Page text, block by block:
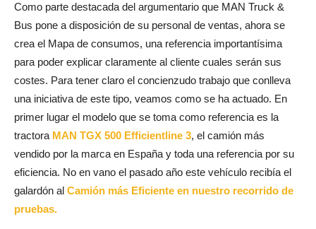
Como parte destacada del argumentario que MAN Truck &
Bus pone a disposición de su personal de ventas, ahora se
crea el Mapa de consumos, una referencia importantísima
para poder explicar claramente al cliente cuales serán sus
costes. Para tener claro el concienzudo trabajo que conlleva
una iniciativa de este tipo, veamos como se ha actuado. En
primer lugar el modelo que se toma como referencia es la
tractora MAN TGX 500 Efficientline 3, el camión más
vendido por la marca en España y toda una referencia por su
eficiencia. No en vano el pasado año este vehículo recibía el
galardón al Camión más Eficiente en nuestro recorrido de
pruebas.